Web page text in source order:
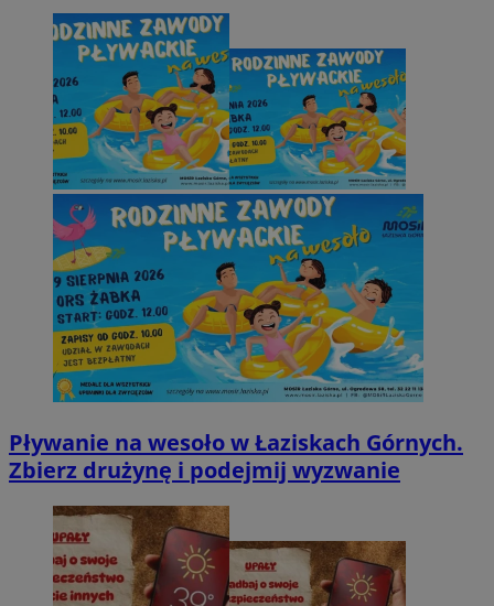
Pływanie na wesoło w Łaziskach Górnych.
Zbierz drużynę i podejmij wyzwanie